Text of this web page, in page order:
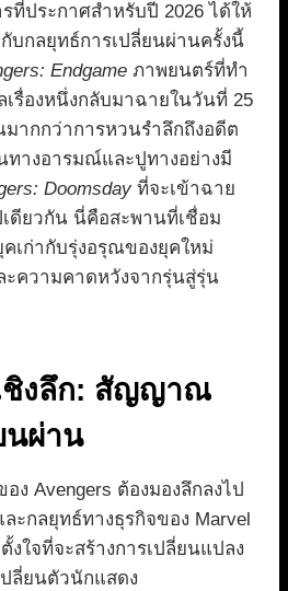
ที่ประกาศสำหรับปี 2026 ได้ให้
บกลยุทธ์การเปลี่ยนผ่านครั้งนี้
Endgame ภาพยนตร์ที่ทำ
เรื่องหนึ่งกลับมาฉายในวันที่ 25
มากกว่าการหวนรำลึกถึงอดีต
ทางอารมณ์และปูทางอย่างมี
Doomsday ที่จะเข้าฉาย
ดียวกัน นี่คือสะพานที่เชื่อม
เก่ากับรุ่งอรุณของยุคใหม่
ะความคาดหวังจากรุ่นสู่รุ่น
ชิงลึก: สัญญาณ
นผ่าน
ง Avengers ต้องมองลึกลงไป
ละกลยุทธ์ทางธุรกิจของ Marvel
งใจที่จะสร้างการเปลี่ยนแปลง
ลี่ยนตัวนักแสดง